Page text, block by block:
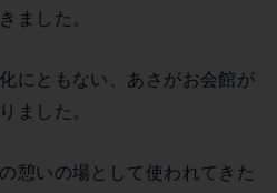
ました。
にともない、あさがお会館が
ました。
憩いの場として使われてきた